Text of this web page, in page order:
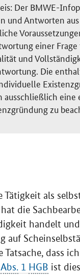
Der BMWE-
und Antworten
einer
und
Die
ausschließlich eine
zu
Tätigkeit als
die
handelt
auf
Tatsache, dass
Abs. 1 HGB ist